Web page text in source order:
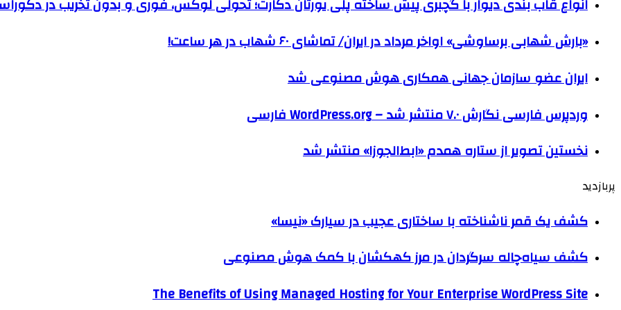
انواع قاب بندی دیوار با گچبری پیش ساخته پلی یورتان دکارت؛ تحولی لوکس، فوری و بدون تخریب در
«بارش شهابی برساوشی» اواخر مرداد در ایران/ تماشای ۶۰ شهاب در هر ساعت!
ایران عضو سازمان جهانی همکاری هوش مصنوعی شد
وردپرس فارسی نگارش ۷.۰ منتشر شد – WordPress.org فارسی
نخستین تصویر از ستاره همدم «ابط‌الجوزا» منتشر شد
پربازدید
کشف یک قمر ناشناخته با ساختاری عجیب در سیارک «نیسا»
کشف سیاه‌چاله سرگردان در مرز کهکشان با کمک هوش مصنوعی
The Benefits of Using Managed Hosting for Your Enterprise WordPress Site